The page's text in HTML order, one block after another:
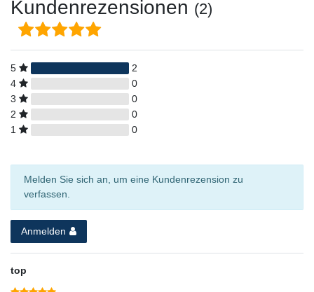
Kundenrezensionen (2)
5
2
4
0
3
0
2
0
1
0
Melden Sie sich an, um eine Kundenrezension zu
verfassen.
Anmelden
top